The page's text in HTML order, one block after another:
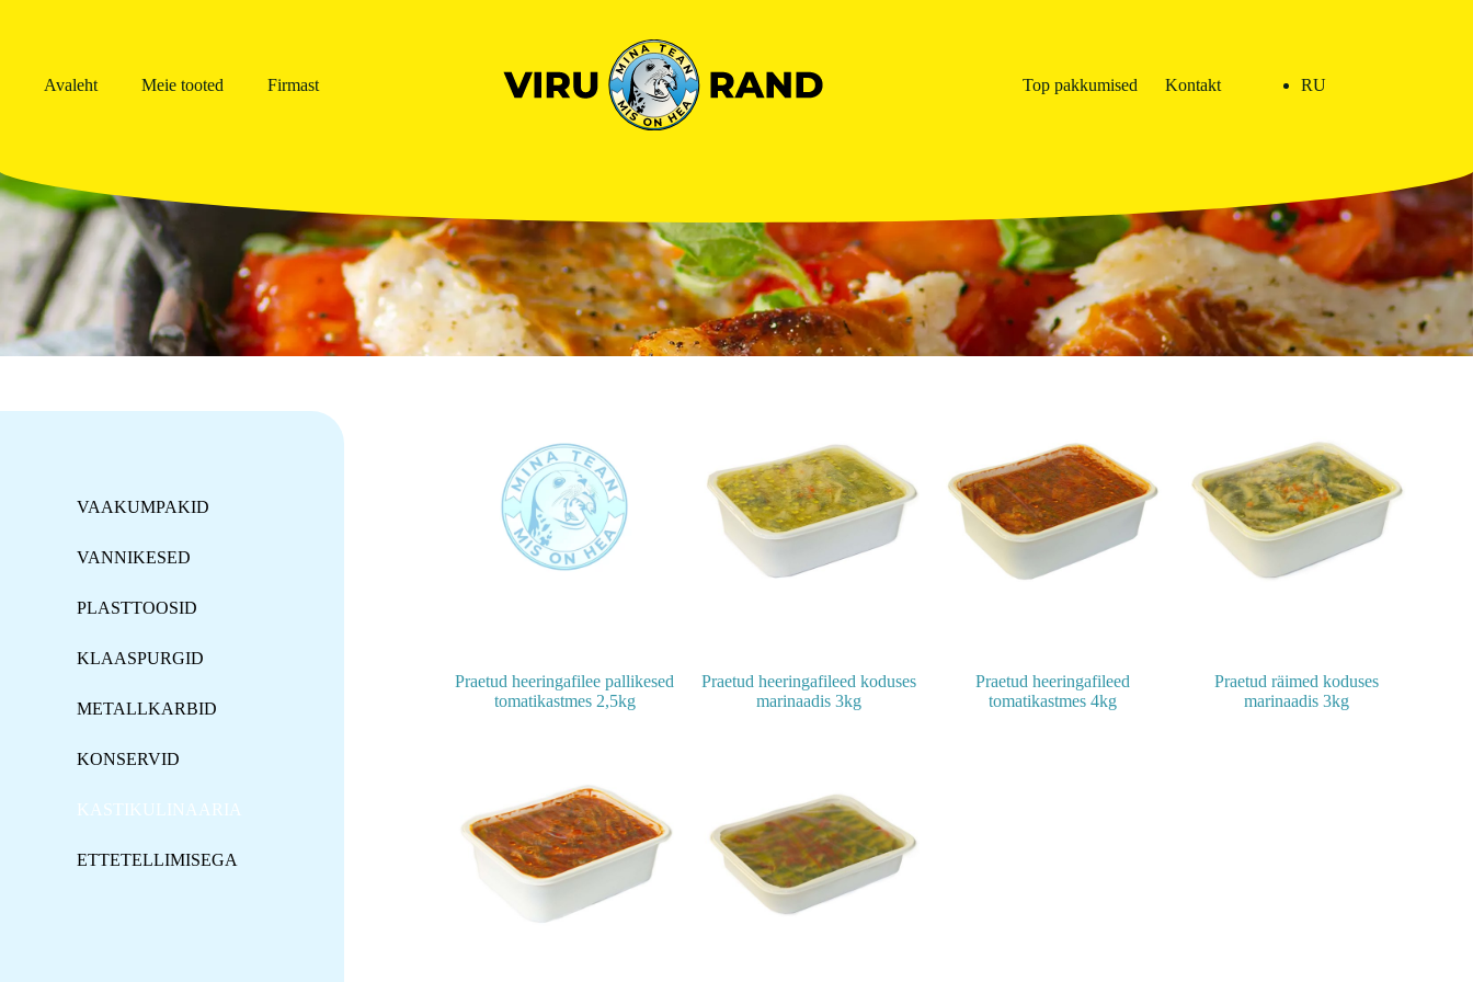
Avaleht Meie tooted Firmast Top pakkumised Kontakt RU
VAAKUMPAKID
VANNIKESED
PLASTTOOSID
KLAASPURGID
METALLKARBID
KONSERVID
KASTIKULINAARIA
ETTETELLIMISEGA
Praetud heeringafilee pallikesed
tomatikastmes 2,5kg
Praetud heeringafileed koduses
marinaadis 3kg
Praetud heeringafileed
tomatikastmes 4kg
Praetud räimed koduses
marinaadis 3kg